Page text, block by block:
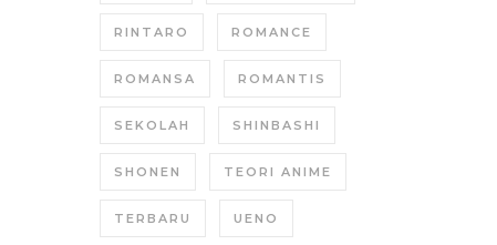
RINTARO ROMANCE
ROMANSA ROMANTIS
SEKOLAH SHINBASHI
SHONEN TEORI ANIME
TERBARU UENO